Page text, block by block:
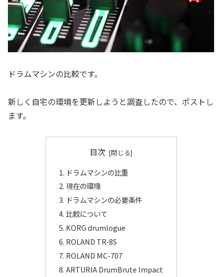
ドラムマシンの比較です。
新しく自宅の環境を更新しようと調査したので、ポストし
ます。
目次
ドラムマシンの比重
現在の環境
ドラムマシンの必要条件
比較について
KORG drumlogue
ROLAND TR-8S
ROLAND MC-707
ARTURIA DrumBrute Impact